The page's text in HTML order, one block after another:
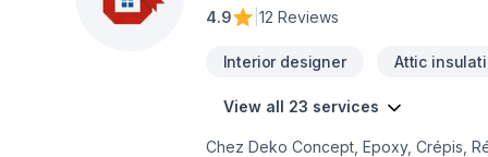
4.9
12 Reviews
Interior designer Attic
View all 23 services
Chez Deko Concept, Epoxy, Crépis,